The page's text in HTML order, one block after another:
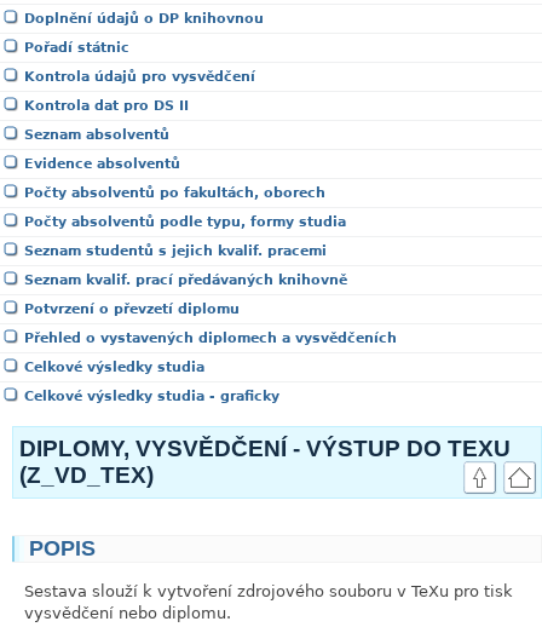
Doplnění údajů o DP knihovnou
Pořadí státnic
Kontrola údajů pro vysvědčení
Kontrola dat pro DS II
Seznam absolventů
Evidence absolventů
Počty absolventů po fakultách, oborech
Počty absolventů podle typu, formy studia
Seznam studentů s jejich kvalif. pracemi
Seznam kvalif. prací předávaných knihovně
Potvrzení o převzetí diplomu
Přehled o vystavených diplomech a vysvědčeních
Celkové výsledky studia
Celkové výsledky studia - graficky
DIPLOMY, VYSVĚDČENÍ - VÝSTUP DO TEXU
(Z_VD_TEX)
POPIS
Sestava slouží k vytvoření zdrojového souboru v TeXu pro tisk
vysvědčení nebo diplomu.